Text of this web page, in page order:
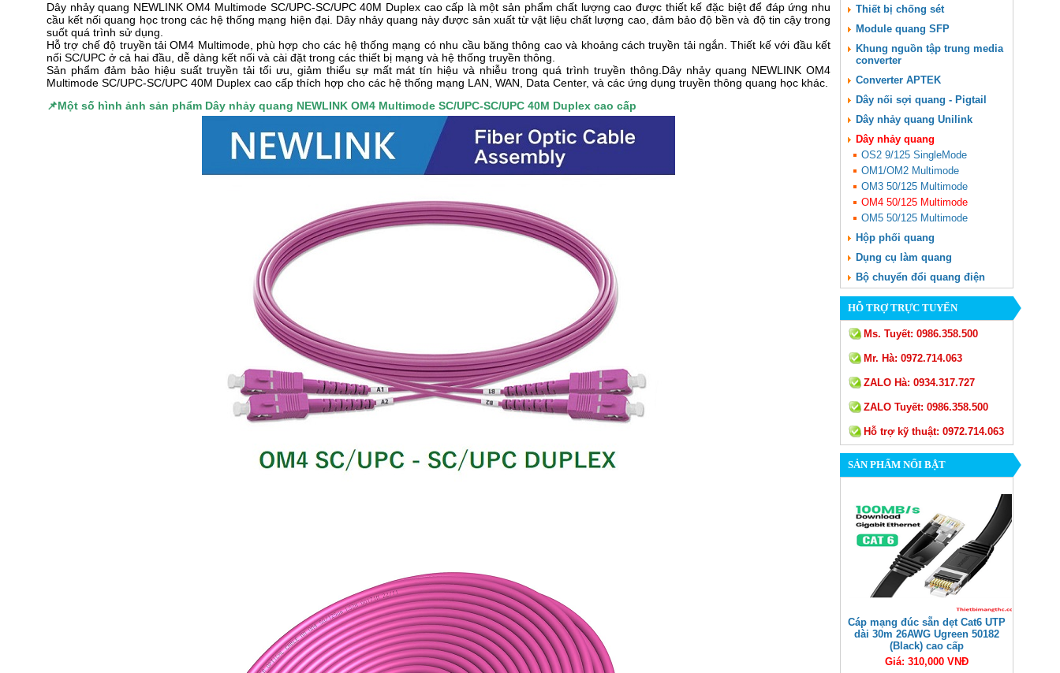
Dây nhảy quang NEWLINK OM4 Multimode SC/UPC-SC/UPC 40M Duplex cao cấp là một sản phẩm chất lượng cao được thiết kế đặc biệt để đáp ứng nhu
cầu kết nối quang học trong các hệ thống mạng hiện đại. Dây nhảy quang này được sản xuất từ vật liệu chất lượng cao, đảm bảo độ bền và độ tin cậy trong
suốt quá trình sử dụng.
Hỗ trợ chế độ truyền tải OM4 Multimode, phù hợp cho các hệ thống mạng có nhu cầu băng thông cao và khoảng cách truyền tải ngắn. Thiết kế với đầu kết
nối SC/UPC ở cả hai đầu, dễ dàng kết nối và cài đặt trong các thiết bị mạng và hệ thống truyền thông.
Sản phẩm đảm bảo hiệu suất truyền tải tối ưu, giảm thiểu sự mất mát tín hiệu và nhiễu trong quá trình truyền thông.Dây nhảy quang NEWLINK OM4
Multimode SC/UPC-SC/UPC 40M Duplex cao cấp thích hợp cho các hệ thống mạng LAN, WAN, Data Center, và các ứng dụng truyền thông quang học khác.
📌Một số hình ảnh sản phẩm Dây nhảy quang NEWLINK OM4 Multimode SC/UPC-SC/UPC 40M Duplex cao cấp
Thiết bị chống sét
Module quang SFP
Khung nguồn tập trung media
converter
Converter APTEK
Dây nối sợi quang - Pigtail
Dây nhảy quang Unilink
Dây nhảy quang
OS2 9/125 SingleMode
OM1/OM2 Multimode
OM3 50/125 Multimode
OM4 50/125 Multimode
OM5 50/125 Multimode
Hộp phối quang
Dụng cụ làm quang
Bộ chuyển đổi quang điện
HỖ TRỢ TRỰC TUYẾN
Ms. Tuyết: 0986.358.500
Mr. Hà: 0972.714.063
ZALO Hà: 0934.317.727
ZALO Tuyết: 0986.358.500
Hỗ trợ kỹ thuật: 0972.714.063
SẢN PHẨM NỔI BẬT
Cáp mạng đúc sẵn dẹt Cat6 UTP
dài 30m 26AWG Ugreen 50182
(Black) cao cấp
Giá: 310,000 VNĐ